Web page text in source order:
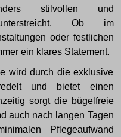
stilvollen und
Ob im
oder festlichen
ein klares Statement.
wird durch die exklusive
und bietet einen
sorgt die bügelfreie
auch nach langen Tagen
Pflegeaufwand